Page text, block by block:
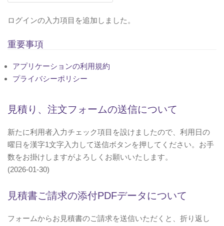
ログインの入力項目を追加しました。
重要事項
アプリケーションの利用規約
プライバシーポリシー
見積り、注文フォームの送信について
新たに利用者入力チェック項目を設けましたので、利用日の
曜日を漢字1文字入力して送信ボタンを押してください。お手
数をお掛けしますがよろしくお願いいたします。
(2026-01-30)
見積書ご請求の添付PDFデータについて
フォームからお見積書のご請求を送信いただくと、折り返し